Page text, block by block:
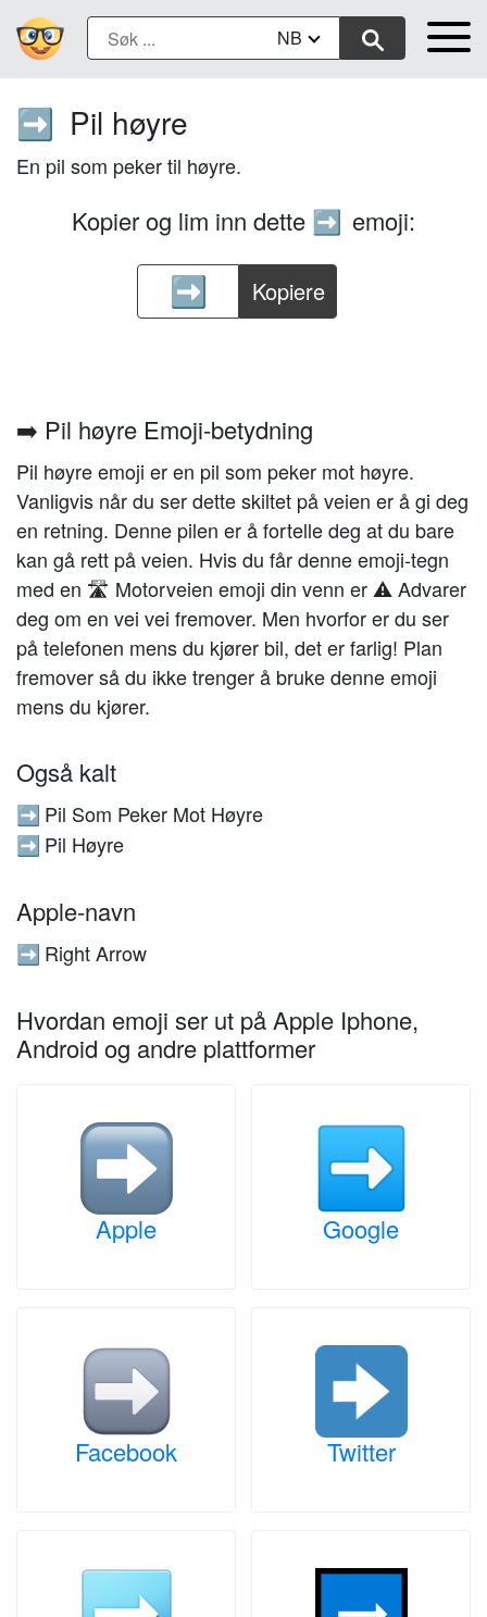
NB
➡️ Pil høyre
En pil som peker til høyre.
Kopier og lim inn dette ➡️ emoji:
Kopiere
➡️ Pil høyre Emoji-betydning
Pil høyre emoji er en pil som peker mot høyre.
Vanligvis når du ser dette skiltet på veien er å gi deg
en retning. Denne pilen er å fortelle deg at du bare
kan gå rett på veien. Hvis du får denne emoji-tegn
med en 🛣 Motorveien emoji din venn er ⚠️ Advarer
deg om en vei vei fremover. Men hvorfor er du ser
på telefonen mens du kjører bil, det er farlig! Plan
fremover så du ikke trenger å bruke denne emoji
mens du kjører.
Også kalt
➡️ Pil Som Peker Mot Høyre
➡️ Pil Høyre
Apple-navn
➡️ Right Arrow
Hvordan emoji ser ut på Apple Iphone,
Android og andre plattformer
Apple Google
Facebook Twitter